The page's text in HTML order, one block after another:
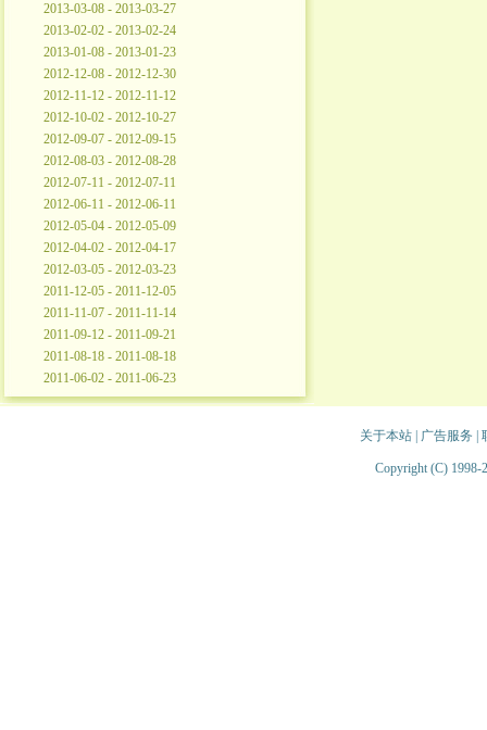
2013-03-08 - 2013-03-27
2013-02-02 - 2013-02-24
2013-01-08 - 2013-01-23
2012-12-08 - 2012-12-30
2012-11-12 - 2012-11-12
2012-10-02 - 2012-10-27
2012-09-07 - 2012-09-15
2012-08-03 - 2012-08-28
2012-07-11 - 2012-07-11
2012-06-11 - 2012-06-11
2012-05-04 - 2012-05-09
2012-04-02 - 2012-04-17
2012-03-05 - 2012-03-23
2011-12-05 - 2011-12-05
2011-11-07 - 2011-11-14
2011-09-12 - 2011-09-21
2011-08-18 - 2011-08-18
2011-06-02 - 2011-06-23
关于本站| 广告服务
Copyright (C) 1998-